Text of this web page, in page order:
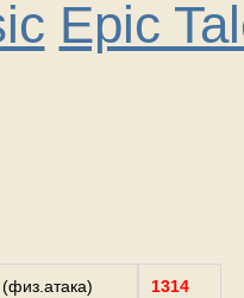
Epic
(физ.атака) 1314